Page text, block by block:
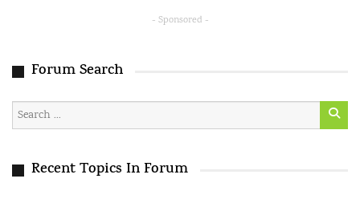
- Sponsored -
Forum Search
Recent Topics In Forum